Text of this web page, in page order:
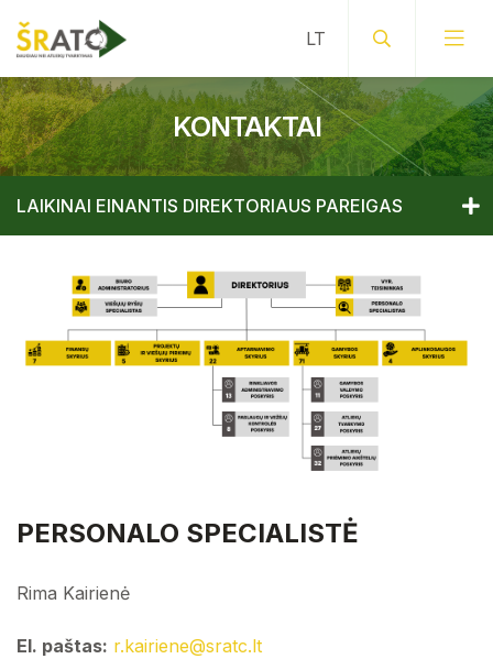
Bendrieji kontaktai
Laikinai einantis direktoriaus pareigas
Aptarnavimo skyrius
Gamybos skyriaus vadovas
KONTAKTAI
LAIKINAI EINANTIS DIREKTORIAUS PAREIGAS
Laikinai einantis direktoriaus pareigas
Vyr. teisininkė
Personalo specialistė
Finansų skyriaus vadovas
PERSONALO SPECIALISTĖ
Rima Kairienė
El. paštas: r.kairiene@sratc.lt